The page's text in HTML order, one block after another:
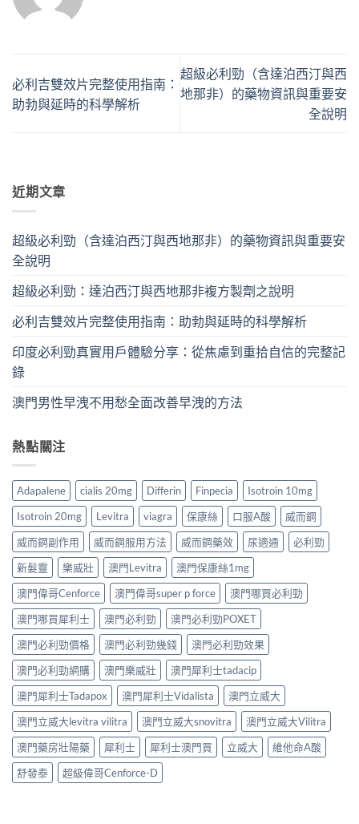
必利吉雙效片完整使用指南：
助勃與延時的科學解析
超級必利勁（含達泊西汀與西
地那非）的藥物資訊與重要安
全說明
近期文章
超級必利勁（含達泊西汀與西地那非）的藥物資訊與重要安
全說明
超級必利勁：達泊西汀與西地那非複方製劑之說明
必利吉雙效片完整使用指南：助勃與延時的科學解析
印度必利勁真實用戶體驗分享：從焦慮到重拾自信的完整記
錄
澳門男性早洩不用愁全面改善早洩的方法
熱點關注
Adapalene cialis 20mg Differin Finpecia
Isotroin 10mg
Isotroin 20mg
Levitra viagra 保康絲 口服A酸
威而鋼
威而鋼副作用
威而鋼服用方法 威而鋼藥效 尿適通
必利勁
新髮靈
樂威壯 澳門Levitra
澳門保康絲1mg
澳門偉哥Cenforce
澳門偉哥super p force
澳門哪買必利勁
澳門哪買犀利士
澳門必利勁
澳門必利勁POXET
澳門必利勁價格
澳門必利勁幾錢
澳門必利勁效果
澳門必利勁網購
澳門樂威壯
澳門犀利士tadacip
澳門犀利士Tadapox
澳門犀利士Vidalista
澳門立威大
澳門立威大levitra vilitra
澳門立威大snovitra
澳門立威大Vilitra
澳門藥房壯陽藥
犀利士 犀利士澳門買 立威大
維他命A酸
舒發泰
超級偉哥Cenforce-D